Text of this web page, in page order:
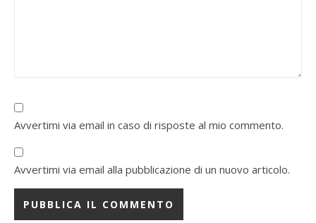
Avvertimi via email in caso di risposte al mio commento.
Avvertimi via email alla pubblicazione di un nuovo articolo.